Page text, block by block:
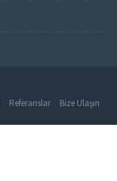
Referanslar Bize Ulaşın